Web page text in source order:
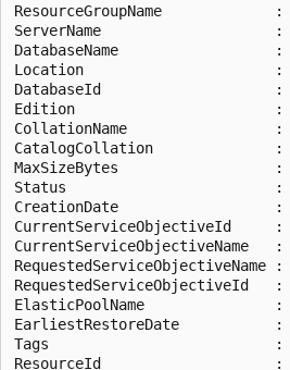
ResourceGroupName             :
ServerName                    :
DatabaseName                  :
Location                      :
DatabaseId                    :
Edition                       :
CollationName                 :
CatalogCollation              :
MaxSizeBytes                  :
Status                        :
CreationDate                  :
CurrentServiceObjectiveId     :
CurrentServiceObjectiveName   :
RequestedServiceObjectiveName :
RequestedServiceObjectiveId   :
ElasticPoolName               :
EarliestRestoreDate           :
Tags                          :
ResourceId                    : /